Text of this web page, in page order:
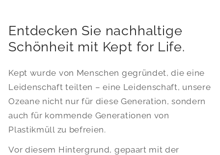
Entdecken Sie nachhaltige
Schönheit mit Kept for Life.
Kept wurde von Menschen gegründet, die eine
Leidenschaft teilten – eine Leidenschaft, unsere
Ozeane nicht nur für diese Generation, sondern
auch für kommende Generationen von
Plastikmüll zu befreien.
Vor diesem Hintergrund, gepaart mit der